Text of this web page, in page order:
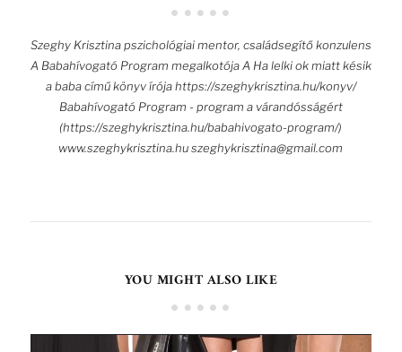
Szeghy Krisztina pszichológiai mentor, családsegítő konzulens
A Babahívogató Program megalkotója A Ha lelki ok miatt késik
a baba című könyv írója https://szeghykrisztina.hu/konyv/
Babahívogató Program - program a várandósságért
(https://szeghykrisztina.hu/babahivogato-program/)
www.szeghykrisztina.hu szeghykrisztina@gmail.com
YOU MIGHT ALSO LIKE